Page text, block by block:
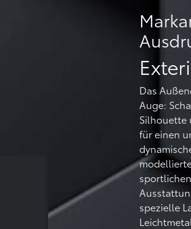
Das
Auge:
Silhouette
für einen
spezielle